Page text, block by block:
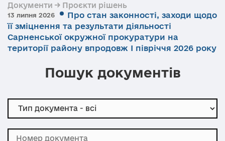
Документи → Проєкти рішень
13 липня 2026
Про стан законності, заходи щодо
її зміцнення та результати діяльності
Сарненської окружної прокуратури на
території району впродовж І півріччя 2026 року
Пошук документів